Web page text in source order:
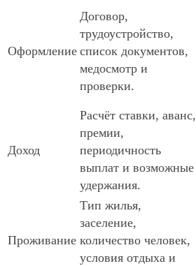
Оформление
Договор,
трудоустройство,
список документов,
медосмотр и
проверки.
Доход
Расчёт ставки, аванс,
премии,
периодичность
выплат и возможные
удержания.
Проживание
Тип жилья,
заселение,
количество человек,
условия отдыха и